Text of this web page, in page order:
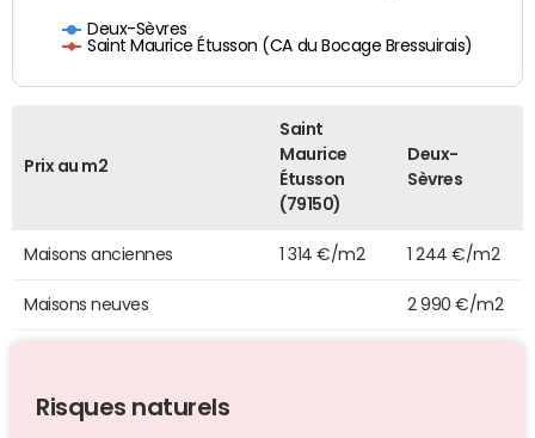
Deux-Sèvres
Saint Maurice Étusson (CA du Bocage Bressuirais)
Prix au m2
Saint
Maurice
Étusson
(79150)
Deux-
Sèvres
Maisons anciennes 1 314 €/m2 1 244 €/m2
Maisons neuves 2 990 €/m2
Risques naturels